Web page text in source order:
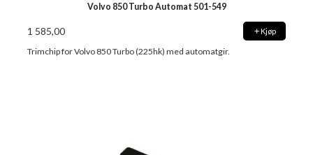
Volvo 850 Turbo Automat 501-549
1 585,00 Kjøp
Trimchip for Volvo 850 Turbo (225hk) med automatgir.